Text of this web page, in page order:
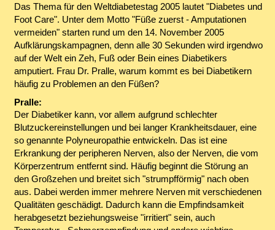
Das Thema für den Weltdiabetestag 2005 lautet "Diabetes und
Foot Care". Unter dem Motto "Füße zuerst - Amputationen
vermeiden" starten rund um den 14. November 2005
Aufklärungskampagnen, denn alle 30 Sekunden wird irgendwo
auf der Welt ein Zeh, Fuß oder Bein eines Diabetikers
amputiert. Frau Dr. Pralle, warum kommt es bei Diabetikern
häufig zu Problemen an den Füßen?
Pralle:
Der Diabetiker kann, vor allem aufgrund schlechter
Blutzuckereinstellungen und bei langer Krankheitsdauer, eine
so genannte Polyneuropathie entwickeln. Das ist eine
Erkrankung der peripheren Nerven, also der Nerven, die vom
Körperzentrum entfernt sind. Häufig beginnt die Störung an
den Großzehen und breitet sich "strumpfförmig" nach oben
aus. Dabei werden immer mehrere Nerven mit verschiedenen
Qualitäten geschädigt. Dadurch kann die Empfindsamkeit
herabgesetzt beziehungsweise "irritiert" sein, auch